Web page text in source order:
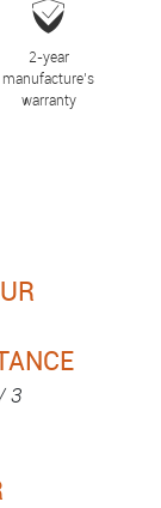
2-year
manufacture’s
warranty
3